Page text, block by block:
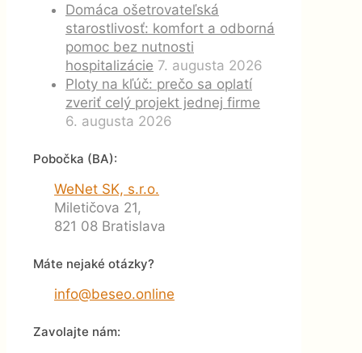
Domáca ošetrovateľská
starostlivosť: komfort a odborná
pomoc bez nutnosti
hospitalizácie 7. augusta 2026
Ploty na kľúč: prečo sa oplatí
zveriť celý projekt jednej firme
6. augusta 2026
Pobočka (BA):
WeNet SK, s.r.o.
Miletičova 21,
821 08 Bratislava
Máte nejaké otázky?
info@beseo.online
Zavolajte nám: